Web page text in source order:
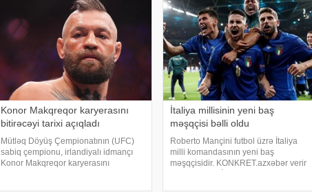
Konor Makqreqor karyerasını
bitirəcəyi tarixi açıqladı
Mütləq Döyüş Çempionatının (UFC)
sabiq çempionu, irlandiyalı idmançı
Konor Makqreqor karyerasını
İtaliya millisinin yeni baş
məşqçisi bəlli oldu
Roberto Mançini futbol üzrə İtaliya
milli komandasının yeni baş
məşqçisidir. KONKRET.azxəbər verir